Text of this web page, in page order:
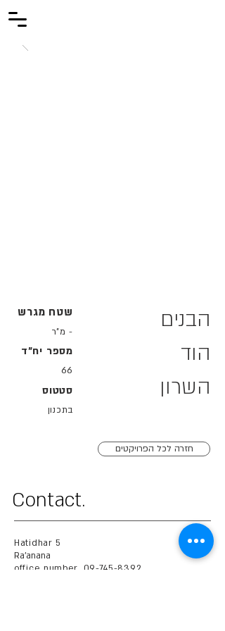
שטח מגרש
- מ"ר
מספר יח"ד
66
סטטוס
בתכנון
הבנים
הוד
השרון
חזרה לכל הפרויקטים
.Contact
Hatidhar 5
Ra'anana
office number. 09-745-8392